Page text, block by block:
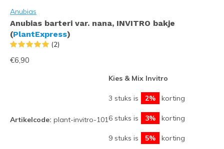
Anubias
Anubias barteri var. nana, INVITRO bakje
(PlantExpress)
(2)
€6,90
Artikelcode: plant-invitro-101
Kies & Mix Invitro
3 stuks is 2% korting
6 stuks is 3% korting
9 stuks is 5% korting